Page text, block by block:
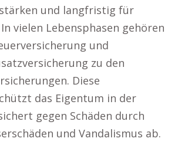
und langfristig für
vielen Lebensphasen gehören
und
zu den
Diese
das Eigentum in der
gegen Schäden durch
und Vandalismus ab.